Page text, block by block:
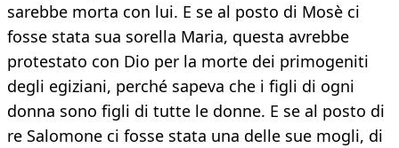
sarebbe morta con lui. E se al posto di Mosè ci
fosse stata sua sorella Maria, questa avrebbe
protestato con Dio per la morte dei primogeniti
degli egiziani, perché sapeva che i figli di ogni
donna sono figli di tutte le donne. E se al posto di
re Salomone ci fosse stata una delle sue mogli, di